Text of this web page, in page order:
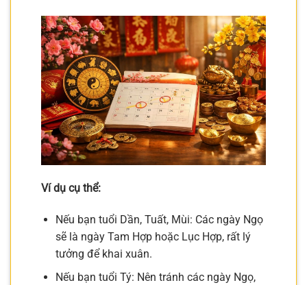
Ví dụ cụ thể:
Nếu bạn tuổi Dần, Tuất, Mùi: Các ngày Ngọ
sẽ là ngày Tam Hợp hoặc Lục Hợp, rất lý
tưởng để khai xuân.
Nếu bạn tuổi Tý: Nên tránh các ngày Ngọ,